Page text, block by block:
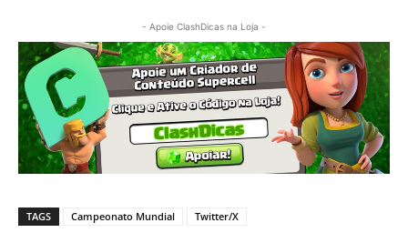
- Apoie ClashDicas na Loja -
TAGS Campeonato Mundial Twitter/X